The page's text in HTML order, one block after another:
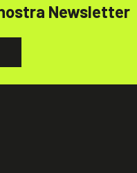
Newsletter